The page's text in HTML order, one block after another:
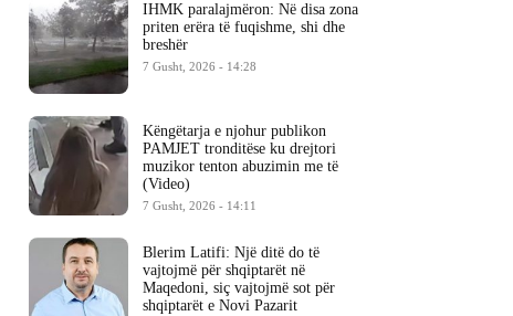
IHMK paralajmëron: Në disa zona
priten erëra të fuqishme, shi dhe
breshër
7 Gusht, 2026 - 14:28
Këngëtarja e njohur publikon
PAMJET tronditëse ku drejtori
muzikor tenton abuzimin me të
(Video)
7 Gusht, 2026 - 14:11
Blerim Latifi: Një ditë do të
vajtojmë për shqiptarët në
Maqedoni, siç vajtojmë sot për
shqiptarët e Novi Pazarit